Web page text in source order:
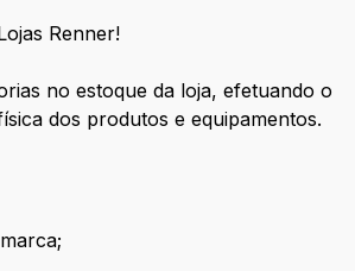
Renner!
no estoque da loja, efetuando o
dos produtos e equipamentos.